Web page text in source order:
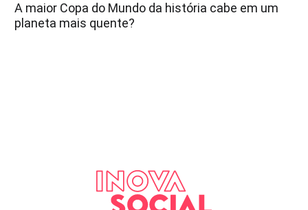
A maior Copa do Mundo da história cabe em um
planeta mais quente?